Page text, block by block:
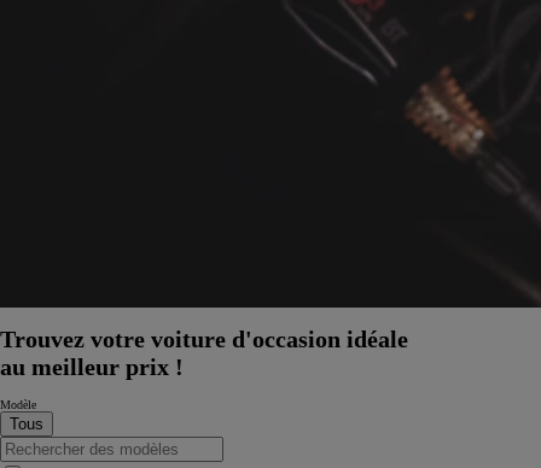
Trouvez votre voiture d'occasion idéale
au meilleur prix !
Modèle